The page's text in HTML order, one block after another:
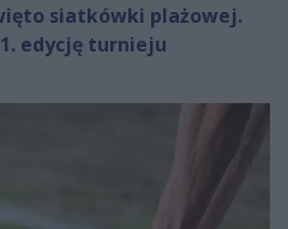
siatkówki plażowej.
edycję turnieju